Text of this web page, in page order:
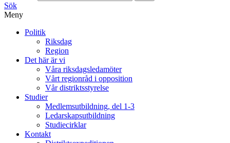
Sök
Meny
Politik
Riksdag
Region
Det här är vi
Våra riksdagsledamöter
Vårt regionråd i opposition
Vår distriktsstyrelse
Studier
Medlemsutbildning, del 1-3
Ledarskapsutbildning
Studiecirklar
Kontakt